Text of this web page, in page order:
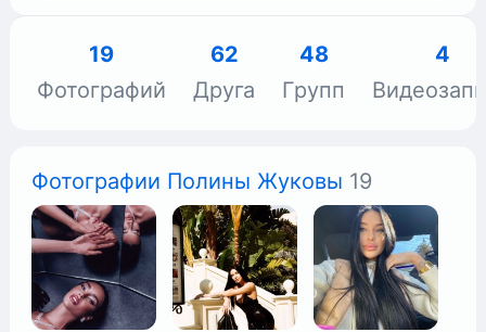
19
Фотографий
62
Друга
48
Групп
4
Фотографии Полины Жуковы 19